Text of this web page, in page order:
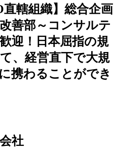
轄組織】総合企画
善部～コンサルテ
迎！日本屈指の規
、経営直下で大規
携わることができ
社